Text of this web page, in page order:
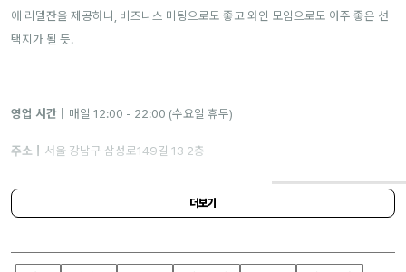
에 리델잔을 제공하니, 비즈니스 미팅으로도 좋고 와인 모임으로도 아주 좋은 선
택지가 될 듯.
영업 시간｜ 매일 12:00 - 22:00 (수요일 휴무)
주소｜ 서울 강남구 삼성로149길 13 2층
메종조 청담
더보기